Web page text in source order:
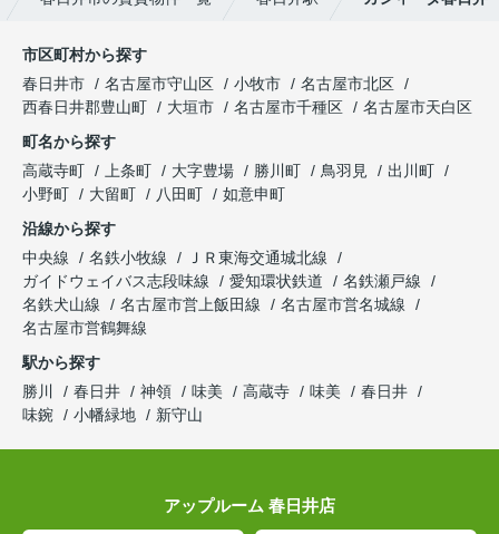
市区町村から探す
春日井市
名古屋市守山区 小牧市
名古屋市北区
西春日井郡豊山町
大垣市 名古屋市千種区
名古屋市天白区
町名から探す
高蔵寺町
上条町 大字豊場 勝川町 鳥羽見
出川町
小野町
大留町 八田町
如意申町
沿線から探す
中央線
名鉄小牧線
ＪＲ東海交通城北線
ガイドウェイバス志段味線
愛知環状鉄道
名鉄瀬戸線
名鉄犬山線
名古屋市営上飯田線
名古屋市営名城線
名古屋市営鶴舞線
駅から探す
勝川
春日井 神領 味美 高蔵寺 味美
春日井
味鋺
小幡緑地 新守山
アップルーム 春日井店